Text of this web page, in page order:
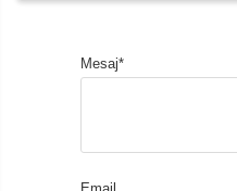
Mesaj*